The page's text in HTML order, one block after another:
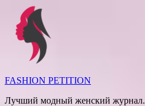
Перейти
содержимому
FASHION PETITION
Лучший модный женский журнал.